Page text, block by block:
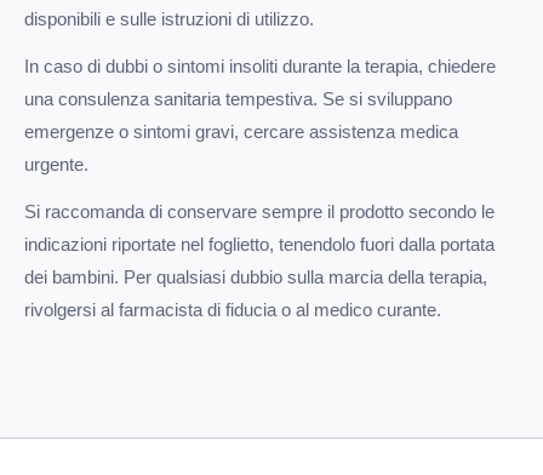
disponibili e sulle istruzioni di utilizzo.
In caso di dubbi o sintomi insoliti durante la terapia, chiedere
una consulenza sanitaria tempestiva. Se si sviluppano
emergenze o sintomi gravi, cercare assistenza medica
urgente.
Si raccomanda di conservare sempre il prodotto secondo le
indicazioni riportate nel foglietto, tenendolo fuori dalla portata
dei bambini. Per qualsiasi dubbio sulla marcia della terapia,
rivolgersi al farmacista di fiducia o al medico curante.